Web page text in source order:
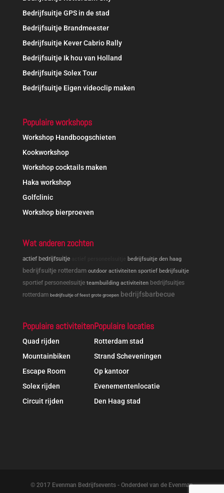
Bedrijfsuitje GPS in de stad
Bedrijfsuitje Brandmeester
Bedrijfsuitje Kever Cabrio Rally
Bedrijfsuitje Ik hou van Holland
Bedrijfsuitje Solex Tour
Bedrijfsuitje Eigen videoclip maken
Populaire workshops
Workshop Handboogschieten
Kookworkshop
Workshop cocktails maken
Haka workshop
Golfclinic
Workshop bierproeven
Wat anderen zochten
actief bedrijfsuitje bedrijfsuitje den haag
bedrijfsuitje rotterdam outdoor activiteiten sportief bedrijfsuitje
sportief personeelsuitje teambuilding activiteiten bedrijfsuitjes
rotterdam bedrijfsuitje of feest grote groepen bedrijfsbarbecue
Populaire activiteiten
Quad rijden
Mountainbiken
Escape Room
Solex rijden
Circuit rijden
Populaire locaties
Rotterdam stad
Strand Scheveningen
Op kantoor
Evenementenlocatie
Den Haag stad
© 2017 Evenman Bedrijfsevents - Onderdeel van de Evenman